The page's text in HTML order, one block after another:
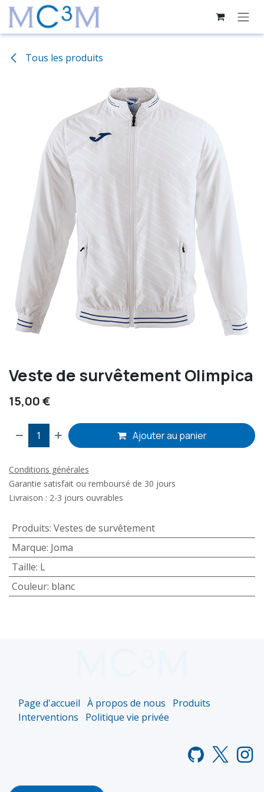
Se rendre au contenu
Tous les produits
Veste de survêtement Olimpica
15,00€
Ajouter au panier
Conditions générales
Garantie satisfait ou remboursé de 30 jours
Livraison : 2-3 jours ouvrables
Produits: Vestes de survêtement
Marque: Joma
Taille: L
Couleur: blanc
Page d'accueil À propos de nous
Produits
Interventions
Politique vie privée